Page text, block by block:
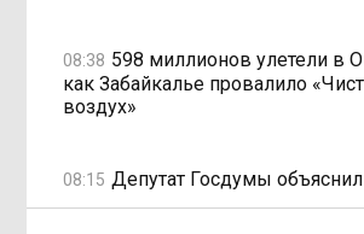
08:38 598 миллионов улетели в
как Забайкалье провалило
воздух»
08:15 Депутат Госдумы объяснил
«неполноценность» женщин